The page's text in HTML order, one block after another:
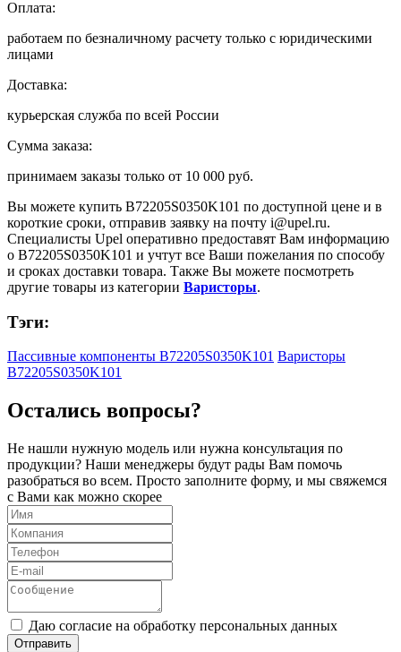
Оплата:
работаем по безналичному расчету только с юридическими
лицами
Доставка:
курьерская служба по всей России
Сумма заказа:
принимаем заказы только от 10 000 руб.
Вы можете купить B72205S0350K101 по доступной цене и в
короткие сроки, отправив заявку на почту i@upel.ru.
Специалисты Upel оперативно предоставят Вам информацию
о B72205S0350K101 и учтут все Ваши пожелания по способу
и сроках доставки товара. Также Вы можете посмотреть
другие товары из категории Варисторы.
Тэги:
Пассивные компоненты B72205S0350K101 Варисторы
B72205S0350K101
Остались вопросы?
Не нашли нужную модель или нужна консультация по
продукции? Наши менеджеры будут рады Вам помочь
разобраться во всем. Просто заполните форму, и мы свяжемся
с Вами как можно скорее
Даю согласие на обработку персональных данных
Отправить